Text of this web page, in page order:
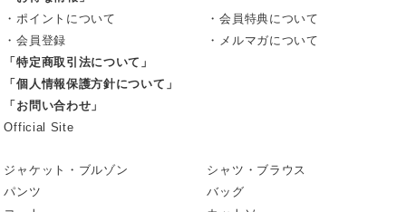
・ポイントについて
・会員特典について
・会員登録
・メルマガについて
「特定商取引法について」
「個人情報保護方針について」
「お問い合わせ」
Official Site
ジャケット・ブルゾン
シャツ・ブラウス
パンツ
バッグ